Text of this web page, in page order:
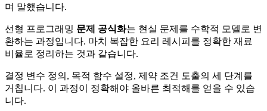
며 말했습니다.
선형 프로그래밍 문제 공식화는 현실 문제를 수학적 모델로 변
환하는 과정입니다. 마치 복잡한 요리 레시피를 정확한 재료
비율로 정리하는 것과 같습니다.
결정 변수 정의, 목적 함수 설정, 제약 조건 도출의 세 단계를
거칩니다. 이 과정이 정확해야 올바른 최적해를 얻을 수 있습
니다.